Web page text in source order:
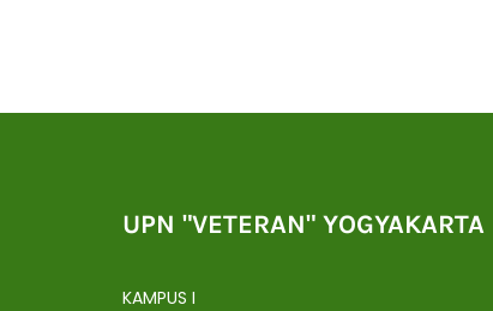
UPN "VETERAN" YOGYAKARTA
KAMPUS I